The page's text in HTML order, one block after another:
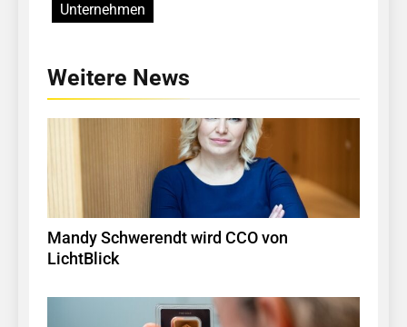
Unternehmen
Weitere News
Mandy Schwerendt wird CCO von
LichtBlick